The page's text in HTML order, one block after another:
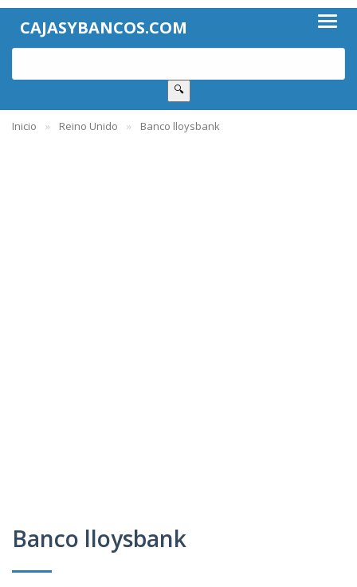
CAJASYBANCOS.COM
🔍
Inicio Reino Unido Banco lloysbank
Banco lloysbank